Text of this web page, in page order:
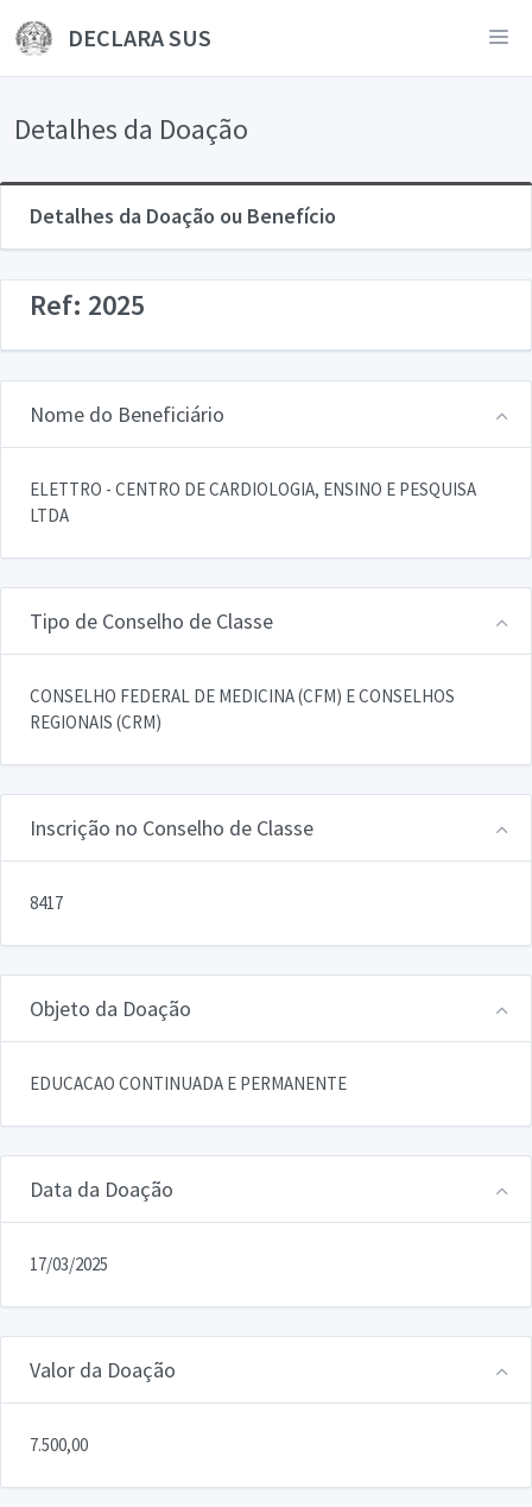
DECLARA SUS
Detalhes da Doação
Detalhes da Doação ou Benefício
Ref: 2025
Nome do Beneficiário
ELETTRO - CENTRO DE CARDIOLOGIA, ENSINO E PESQUISA
LTDA
Tipo de Conselho de Classe
CONSELHO FEDERAL DE MEDICINA (CFM) E CONSELHOS
REGIONAIS (CRM)
Inscrição no Conselho de Classe
8417
Objeto da Doação
EDUCACAO CONTINUADA E PERMANENTE
Data da Doação
17/03/2025
Valor da Doação
7.500,00